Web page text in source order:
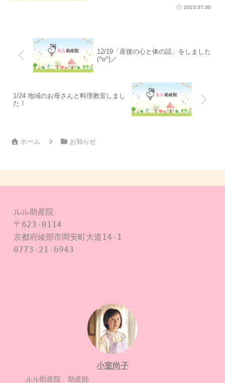
【幸(こう)年期にしよう！】8/24(木) 出
2023.07.30
12/19「産後の心と体の話」をしました
(^o^)／
1/24 地域のお母さんと料理教室しまし
た！
ホーム お知らせ
ルル助産院
〒623-0114
京都府綾部市岡安町大道14-1
0773-21-6943
小室尚子
ルル助産院 助産師